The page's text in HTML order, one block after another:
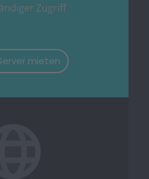
Zugriff
mieten